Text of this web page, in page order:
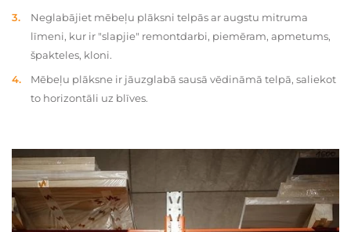
Neglabājiet mēbeļu plāksni telpās ar augstu mitruma
līmeni, kur ir "slapjie" remontdarbi, piemēram, apmetums,
špakteles, kloni.
Mēbeļu plāksne ir jāuzglabā sausā vēdināmā telpā, saliekot
to horizontāli uz blīves.